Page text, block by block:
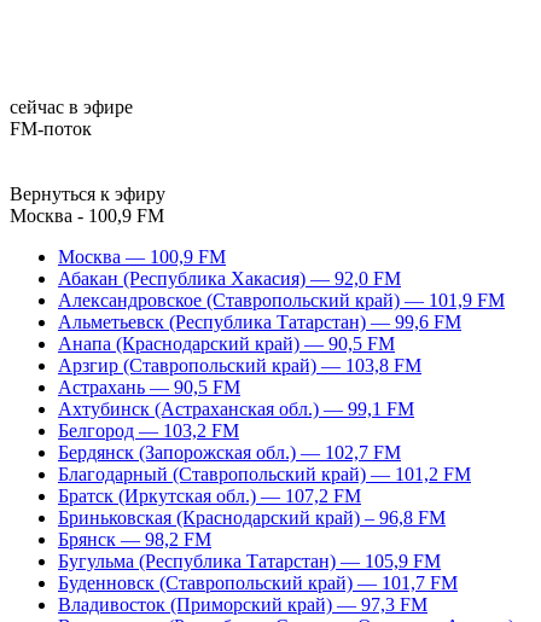
сейчас в эфире
FM-поток
Вернуться к эфиру
Москва - 100,9 FM
Москва — 100,9 FM
Абакан (Республика Хакасия) — 92,0 FM
Александровское (Ставропольский край) — 101,9 FM
Альметьевск (Республика Татарстан) — 99,6 FM
Анапа (Краснодарский край) — 90,5 FM
Арзгир (Ставропольский край) — 103,8 FM
Астрахань — 90,5 FM
Ахтубинск (Астраханская обл.) — 99,1 FM
Белгород — 103,2 FM
Бердянск (Запорожская обл.) — 102,7 FM
Благодарный (Ставропольский край) — 101,2 FM
Братск (Иркутская обл.) — 107,2 FM
Бриньковская (Краснодарский край) – 96,8 FM
Брянск — 98,2 FM
Бугульма (Республика Татарстан) — 105,9 FM
Буденновск (Ставропольский край) — 101,7 FM
Владивосток (Приморский край) — 97,3 FM